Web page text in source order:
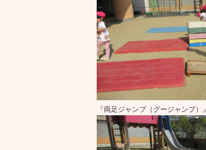
『両足ジャンプ（グージャンプ）』